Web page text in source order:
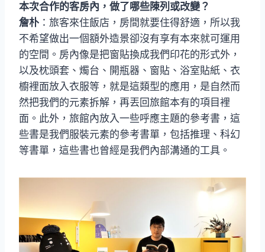
本次合作的客房內，做了哪些陳列或改變？
詹朴 ：旅客來住飯店，房間就要住得舒適，所以我
不希望做出一個額外造景卻沒有享有本來就可運用
的空間。房內像是把窗貼換成我們印花的形式外，
以及枕頭套、燭台、開瓶器、窗貼、浴室貼紙、衣
櫥裡面放入衣服等，就是這類型的應用，是自然而
然把我們的元素拆解，再丟回旅館本有的項目裡
面。此外，旅館內放入一些呼應主題的參考書，這
些書是我們服裝元素的參考書單，包括推理、科幻
等書單，這些書也曾經是我們內部溝通的工具。